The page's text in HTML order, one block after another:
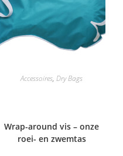
Accessoires, Dry Bags
Wrap-around vis – onze
roei- en zwemtas